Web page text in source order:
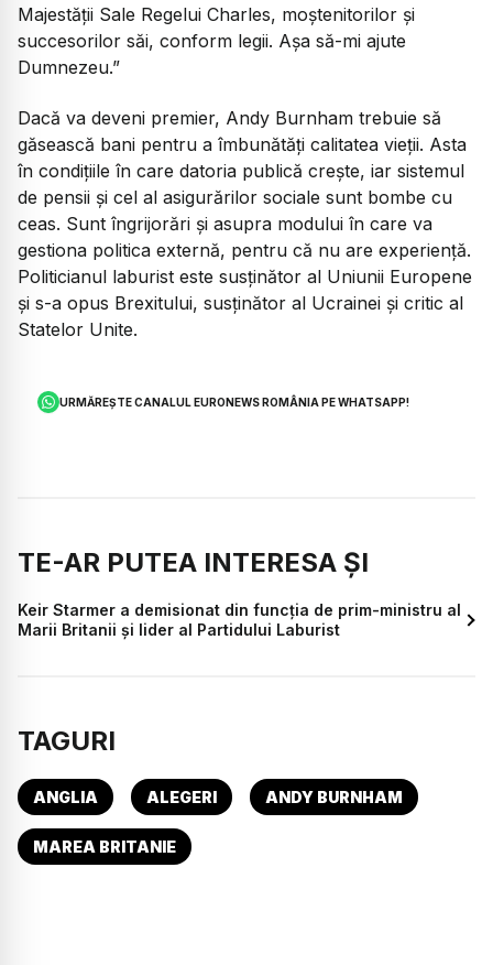
Majestății Sale Regelui Charles, moștenitorilor și
succesorilor săi, conform legii. Așa să-mi ajute
Dumnezeu.”
Dacă va deveni premier, Andy Burnham trebuie să
găsească bani pentru a îmbunătăți calitatea vieții. Asta
în condițiile în care datoria publică crește, iar sistemul
de pensii și cel al asigurărilor sociale sunt bombe cu
ceas. Sunt îngrijorări și asupra modului în care va
gestiona politica externă, pentru că nu are experiență.
Politicianul laburist este susținător al Uniunii Europene
și s-a opus Brexitului, susținător al Ucrainei și critic al
Statelor Unite.
URMĂREȘTE CANALUL EURONEWS ROMÂNIA PE WHATSAPP!
TE-AR PUTEA INTERESA ȘI
Keir Starmer a demisionat din funcția de prim-ministru al
Marii Britanii și lider al Partidului Laburist
TAGURI
ANGLIA ALEGERI ANDY BURNHAM
MAREA BRITANIE